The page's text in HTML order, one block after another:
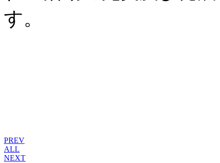
す。
PREV
ALL
NEXT